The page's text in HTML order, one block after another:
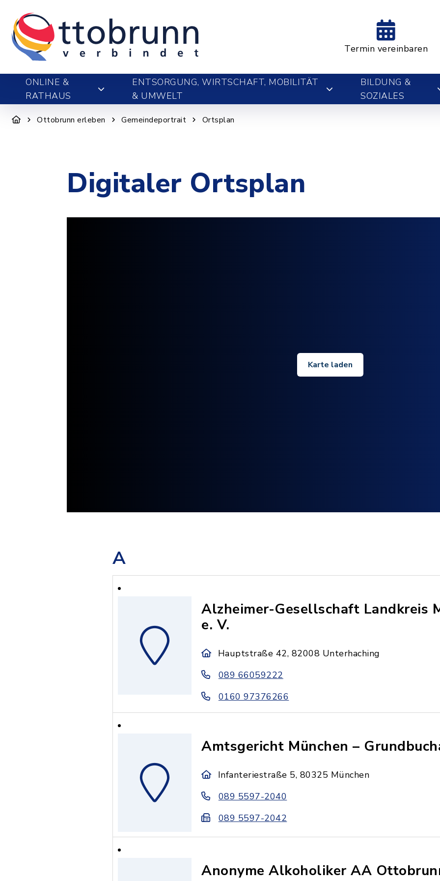
Termin vereinbaren
ONLINE &
RATHAUS
ENTSORGUNG, WIRTSCHAFT, MOBILITÄT
& UMWELT
BILDUNG &
SOZIALES
Ottobrunn erleben Gemeindeportrait Ortsplan
Digitaler Ortsplan
Karte laden
A
Alzheimer-Gesellschaft Landkreis
e. V.
Hauptstraße 42, 82008 Unterhaching
089 66059222
0160 97376266
Amtsgericht München –
Infanteriestraße 5, 80325 München
089 5597-2040
089 5597-2042
Anonyme Alkoholiker AA